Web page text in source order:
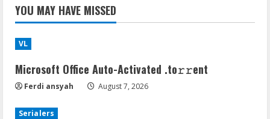
YOU MAY HAVE MISSED
VL
Microsoft Office Auto-Activated .tо𝚛𝚛еnt
Ferdi ansyah August 7, 2026
Serialers